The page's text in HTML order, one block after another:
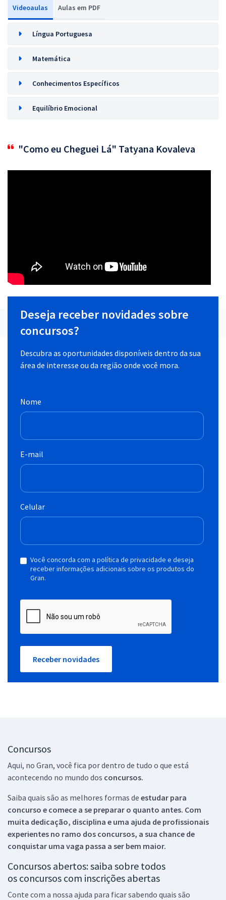
Videoaulas Aulas em PDF
Língua Portuguesa
Matemática
Conhecimentos Específicos
Equilíbrio Emocional
"Como eu Cheguei Lá" Tatyana Kovaleva
Deseja receber novidades sobre
concursos?
Descubra as oportunidades disponíveis dentro da sua
área de interesse ou da região onde você mora.
Nome
E-mail
Celular
Você concorda com a política de privacidade e deseja
receber informações adicionais sobre os produtos do
Gran.
Receber novidades
Concursos
Aqui, no Gran, você fica por dentro de tudo o que está
acontecendo no mundo dos concursos.
Saiba quais são as melhores formas de estudar para
concurso e comece a se preparar o quanto antes. Com
muita dedicação, disciplina e uma ajuda de profissionais
experientes no ramo dos concursos, a sua chance de
conquistar uma vaga passa a ser bem maior.
Concursos abertos: saiba sobre todos
os concursos com inscrições abertas
Conte com a nossa ajuda para ficar sabendo quais são